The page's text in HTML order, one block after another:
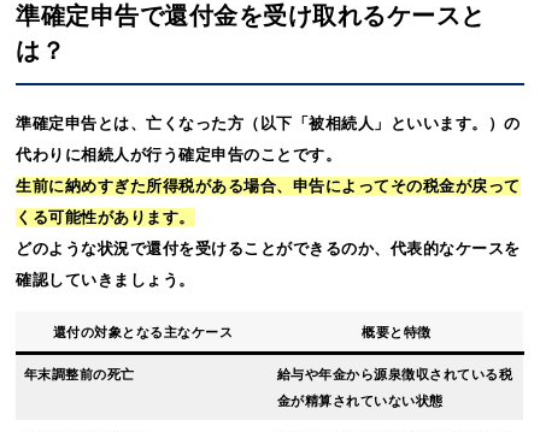
準確定申告で還付金を受け取れるケースと
は？
準確定申告とは、亡くなった方（以下「被相続人」といいます。）の
代わりに相続人が行う確定申告のことです。
生前に納めすぎた所得税がある場合、申告によってその税金が戻って
くる可能性があります。
どのような状況で還付を受けることができるのか、代表的なケースを
確認していきましょう。
還付の対象となる主なケース 概要と特徴
年末調整前の死亡
給与や年金から源泉徴収されている税
金が精算されていない状態